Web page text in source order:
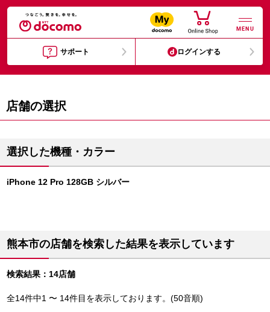
MENU
サポート ログインする
店舗の選択
選択した機種・カラー
iPhone 12 Pro 128GB シルバー
熊本市の店舗を検索した結果を表示しています
検索結果：14店舗
全14件中1 〜 14件目を表示しております。(50音順)